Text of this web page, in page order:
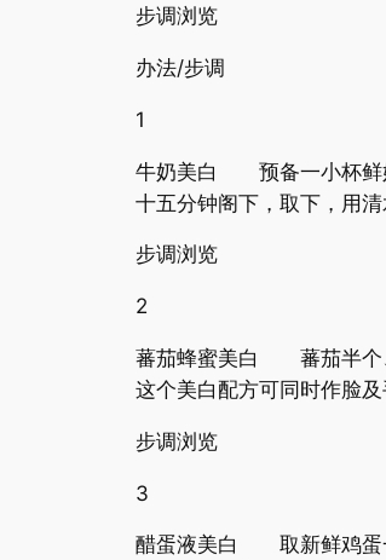
步调浏览
办法/步调
1
牛奶美白 预备一小杯鲜奶
十五分钟阁下，取下，用
步调浏览
2
蕃茄蜂蜜美白 蕃茄半个、
这个美白配方可同时作脸
步调浏览
3
醋蛋液美白 取新鲜鸡蛋一